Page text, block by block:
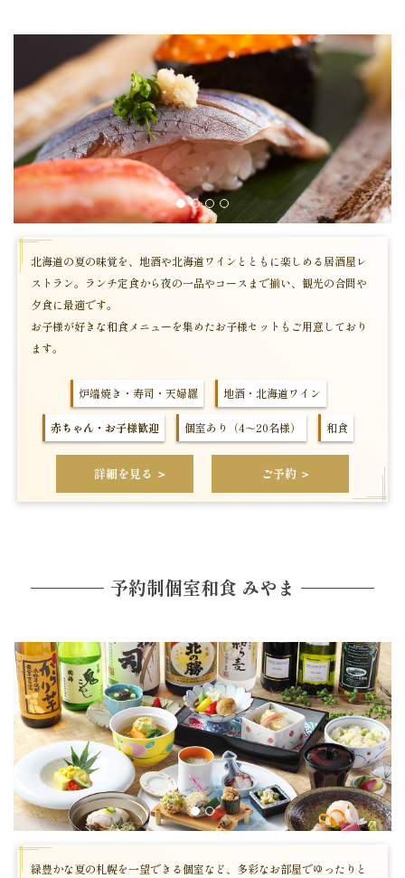
1 2 3
北海道の夏の味覚を、地酒や北海道ワインとともに楽しめる居酒屋レ
ストラン。ランチ定食から夜の一品やコースまで揃い、観光の合間や
夕食に最適です。
お子様が好きな和食メニューを集めたお子様セットもご用意しており
ます。
炉端焼き・寿司・天婦羅 地酒・北海道ワイン
赤ちゃん・お子様歓迎 個室あり（4～20名様） 和食
詳細を見る ＞ ご予約 ＞
予約制個室和食 みやま
1 2
緑豊かな夏の札幌を一望できる個室など、多彩なお部屋でゆったりと